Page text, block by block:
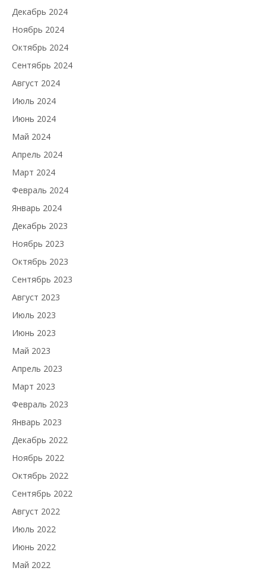
Декабрь 2024
Ноябрь 2024
Октябрь 2024
Сентябрь 2024
Август 2024
Июль 2024
Июнь 2024
Май 2024
Апрель 2024
Март 2024
Февраль 2024
Январь 2024
Декабрь 2023
Ноябрь 2023
Октябрь 2023
Сентябрь 2023
Август 2023
Июль 2023
Июнь 2023
Май 2023
Апрель 2023
Март 2023
Февраль 2023
Январь 2023
Декабрь 2022
Ноябрь 2022
Октябрь 2022
Сентябрь 2022
Август 2022
Июль 2022
Июнь 2022
Май 2022